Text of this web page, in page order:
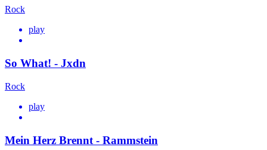
Rock
play
So What! - Jxdn
Rock
play
Mein Herz Brennt - Rammstein